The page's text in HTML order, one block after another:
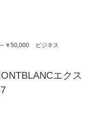
￥50,000
ビジネス
エクス